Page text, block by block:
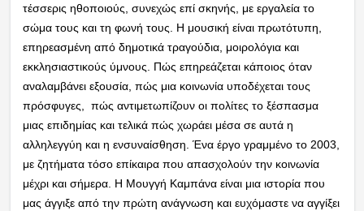
τέσσερις ηθοποιούς, συνεχώς επί σκηνής, με εργαλεία το
σώμα τους και τη φωνή τους. Η μουσική είναι πρωτότυπη,
επηρεασμένη από δημοτικά τραγούδια, μοιρολόγια και
εκκλησιαστικούς ύμνους. Πώς επηρεάζεται κάποιος όταν
αναλαμβάνει εξουσία, πώς μια κοινωνία υποδέχεται τους
πρόσφυγες, πώς αντιμετωπίζουν οι πολίτες το ξέσπασμα
μιας επιδημίας και τελικά πώς χωράει μέσα σε αυτά η
αλληλεγγύη και η ενσυναίσθηση. Ένα έργο γραμμένο το 2003,
με ζητήματα τόσο επίκαιρα που απασχολούν την κοινωνία
μέχρι και σήμερα. Η Μουγγή Καμπάνα είναι μια ιστορία που
μας άγγιξε από την πρώτη ανάγνωση και ευχόμαστε να αγγίξει